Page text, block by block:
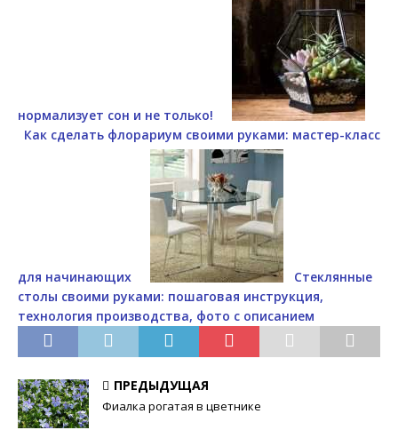
нормализует сон и не только!
Как сделать флорариум своими руками: мастер-класс
для начинающих
Стеклянные
столы своими руками: пошаговая инструкция,
технология производства, фото с описанием
ПРЕДЫДУЩАЯ
Фиалка рогатая в цветнике